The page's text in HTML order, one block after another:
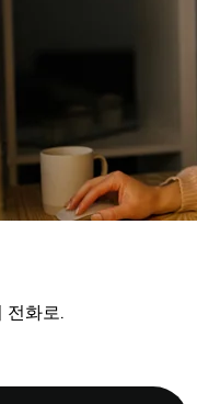
전화로.